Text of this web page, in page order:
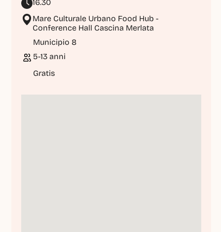
16.30
Mare Culturale Urbano Food Hub -
Conference Hall Cascina Merlata
Municipio 8
5-13 anni
Gratis